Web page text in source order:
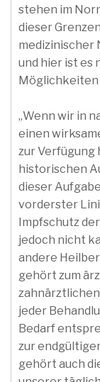
stehen im
dieser
medizinischer
und hier ist es
Möglichkeiten
„Wenn wir in
einen
zur Verfügung
historischen
dieser
vorderster
Impfschutz
jedoch nicht
andere
gehört zum
jeder
Bedarf
zur
gehört auch